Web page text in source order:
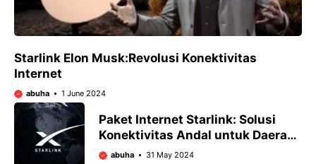
Starlink Elon Musk:Revolusi Konektivitas
Internet
abuha 1 June 2024
Paket Internet Starlink: Solusi
Konektivitas Andal untuk Daerah
Terpencil
abuha 31 May 2024